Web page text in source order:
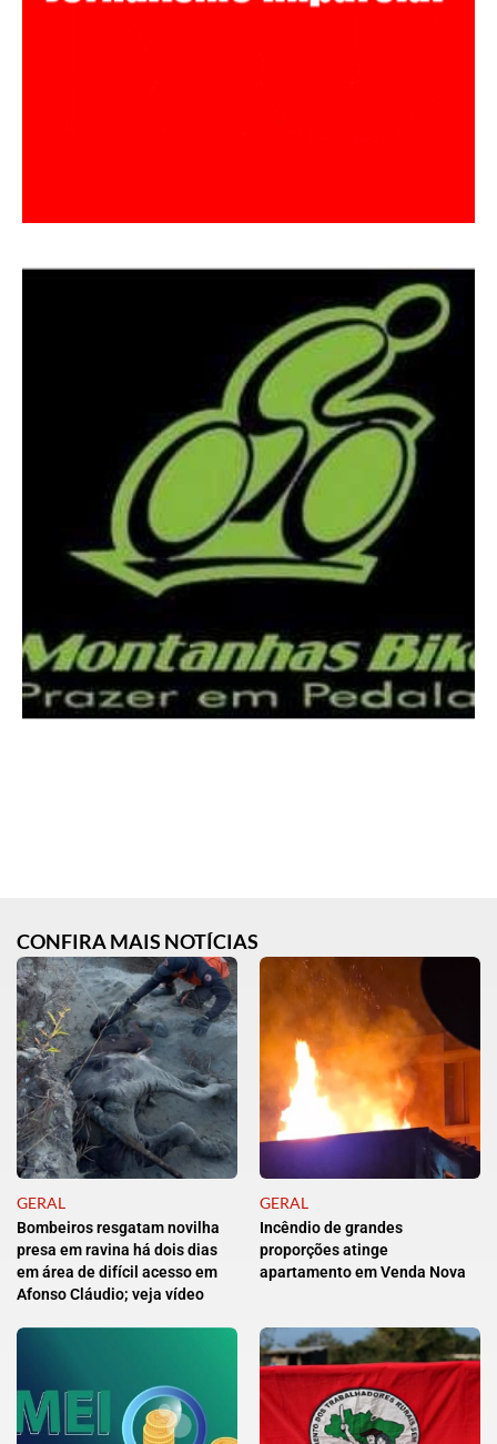
CONFIRA MAIS NOTÍCIAS
GERAL
Bombeiros resgatam novilha
presa em ravina há dois dias
em área de difícil acesso em
Afonso Cláudio; veja vídeo
GERAL
Incêndio de grandes
proporções atinge
apartamento em Venda Nova